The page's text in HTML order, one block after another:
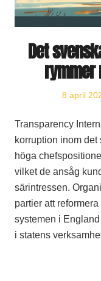
Det
Publicerat
8 april
Transparency
korruption inom
höga
vilket de ansåg
särintressen.
partier att
systemen i
i statens